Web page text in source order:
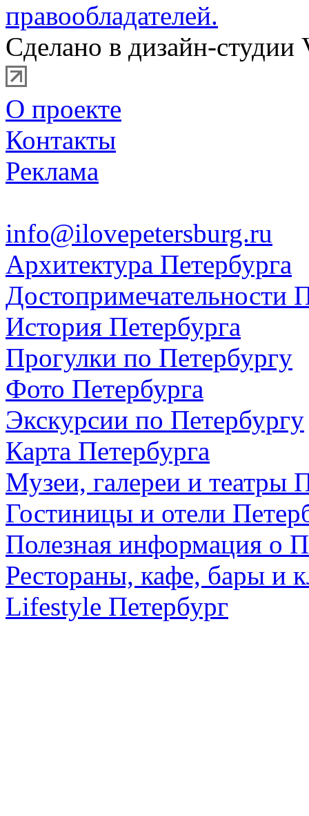
правообладателей.
Сделано в дизайн-студии
О проекте
Контакты
Реклама
info@ilovepetersburg.ru
Архитектура Петербурга
Достопримечательности
История Петербурга
Прогулки по Петербургу
Фото Петербурга
Экскурсии по Петербургу
Карта Петербурга
Музеи, галереи и театры
Гостиницы и отели
Полезная информация о
Рестораны, кафе, бары и
Lifestyle Петербург